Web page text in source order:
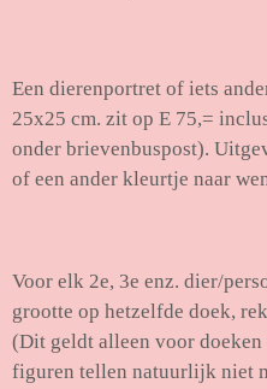
Een dierenportret of iets
25x25 cm. zit op E 75,=
onder brievenbuspost).
of een ander kleurtje naar
Voor elk 2e, 3e enz. dier/
grootte op hetzelfde doek,
(Dit geldt alleen voor
figuren tellen natuurlijk niet